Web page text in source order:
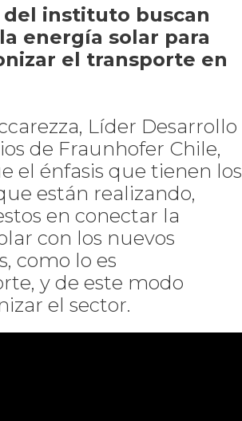
del instituto buscan
energía solar para
el transporte en
Líder Desarrollo
de Fraunhofer Chile,
el énfasis que tienen los
están realizando,
en conectar la
con los nuevos
como lo es
y de este modo
el sector.